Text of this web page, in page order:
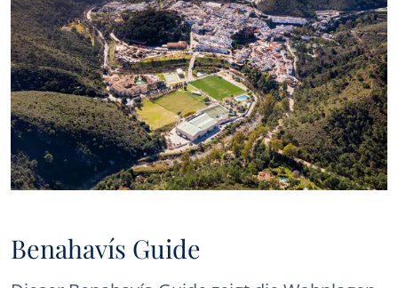
Benahavís Guide